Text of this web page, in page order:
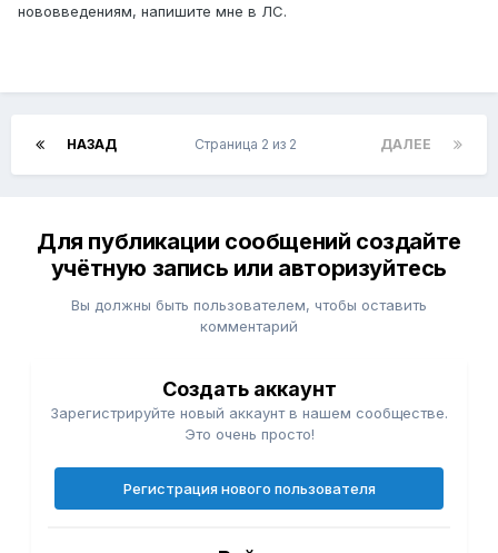
нововведениям, напишите мне в ЛС.
НАЗАД ДАЛЕЕ
Страница 2 из 2
Для публикации сообщений создайте
учётную запись или авторизуйтесь
Вы должны быть пользователем, чтобы оставить
комментарий
Создать аккаунт
Зарегистрируйте новый аккаунт в нашем сообществе.
Это очень просто!
Регистрация нового пользователя